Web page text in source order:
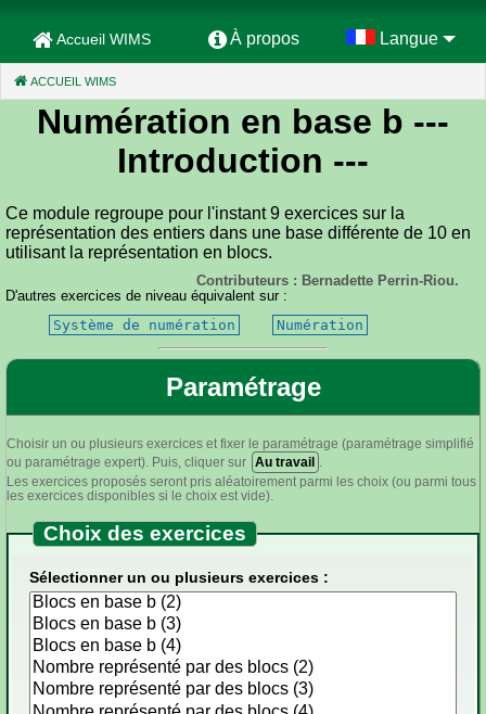
Accueil WIMS À propos Langue
ACCUEIL WIMS
Numération en base b ---
Introduction ---
Ce module regroupe pour l'instant 9 exercices sur la
représentation des entiers dans une base différente de 10 en
utilisant la représentation en blocs.
Contributeurs : Bernadette Perrin-Riou.
D'autres exercices de niveau équivalent sur :
Système de numération
Numération
Paramétrage
Choisir un ou plusieurs exercices et fixer le paramétrage (paramétrage simplifié
ou paramétrage expert). Puis, cliquer sur Au travail
Les exercices proposés seront pris aléatoirement parmi les choix (ou parmi tous
les exercices disponibles si le choix est vide).
Choix des exercices
Sélectionner un ou plusieurs exercices :